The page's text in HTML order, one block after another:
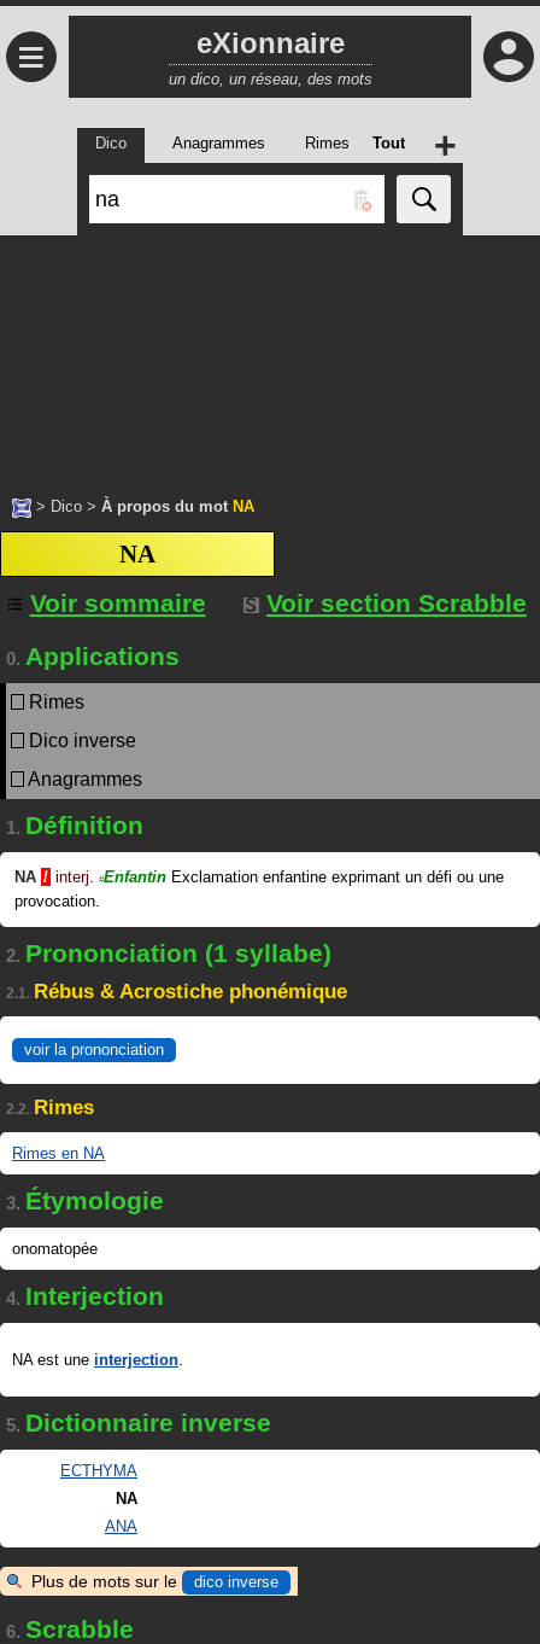
≡ eXionnaire
un dico, un réseau, des mots
Dico Anagrammes Rimes Tout +
> Dico > À propos du mot NA
NA
Voir sommaire
Voir section Scrabble
0. Applications
Rimes
Dico inverse
Anagrammes
1. Définition
NA / interj. #Enfantin Exclamation enfantine exprimant un défi ou une
provocation.
2. Prononciation (1 syllabe)
2.1. Rébus & Acrostiche phonémique
voir la prononciation
2.2. Rimes
Rimes en NA
3. Étymologie
onomatopée
4. Interjection
NA est une interjection.
5. Dictionnaire inverse
ECTHYMA
NA
ANA
Plus de mots sur le dico inverse
6. Scrabble